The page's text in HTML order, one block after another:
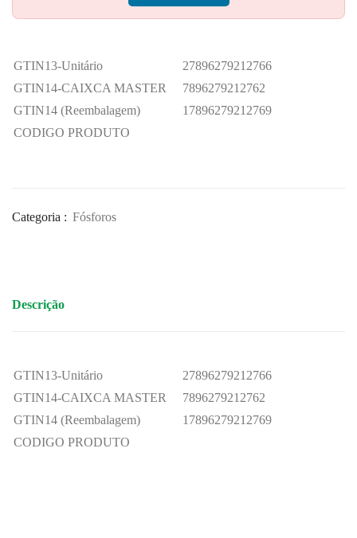
GTIN13-Unitário
27896279212766
GTIN14-CAIXCA MASTER
7896279212762
GTIN14 (Reembalagem)
17896279212769
CODIGO PRODUTO
Categoria : Fósforos
Descrição
GTIN13-Unitário
27896279212766
GTIN14-CAIXCA MASTER
7896279212762
GTIN14 (Reembalagem)
17896279212769
CODIGO PRODUTO